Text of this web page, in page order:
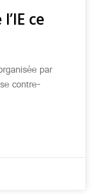
ce
par
contre-